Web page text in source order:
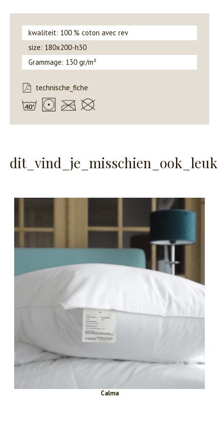
kwaliteit: 100 % coton avec rev
size: 180x200-h30
Grammage: 130 gr/m²
technische_fiche
dit_vind_je_misschien_ook_leuk
Calma